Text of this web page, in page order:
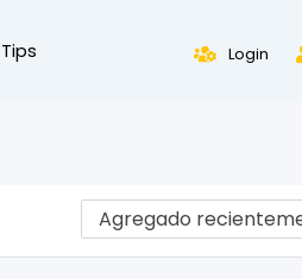
Tips Login